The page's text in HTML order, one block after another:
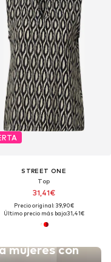
mujeres con
STREET ONE
Top
31,41€
Precio original: 39,90€
Último precio más bajo:31,41€